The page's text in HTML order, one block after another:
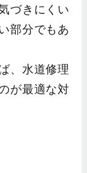
づきにくい
部分でもあ
、水道修理
が最適な対